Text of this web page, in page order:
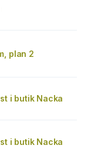
plan 2
i butik Nacka
i butik Nacka